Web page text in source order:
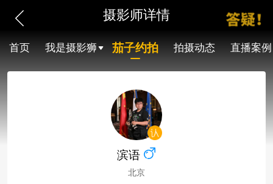
摄影师详情
首页 我是摄影狮 茄子约拍 拍摄动态 直播案例
滨语
北京